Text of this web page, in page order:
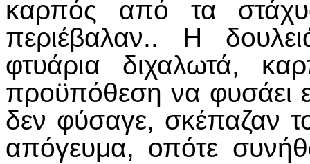
καρπός από τα
περιέβαλαν.. Η
φτυάρια διχαλωτά,
προϋπόθεση να φυσάει
δεν φύσαγε, σκέπαζαν
απόγευμα, οπότε